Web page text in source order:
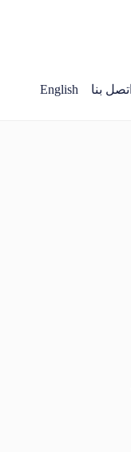
اتصل بنا English